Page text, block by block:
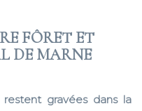
FÔRET ET
DE MARNE
gravées dans la